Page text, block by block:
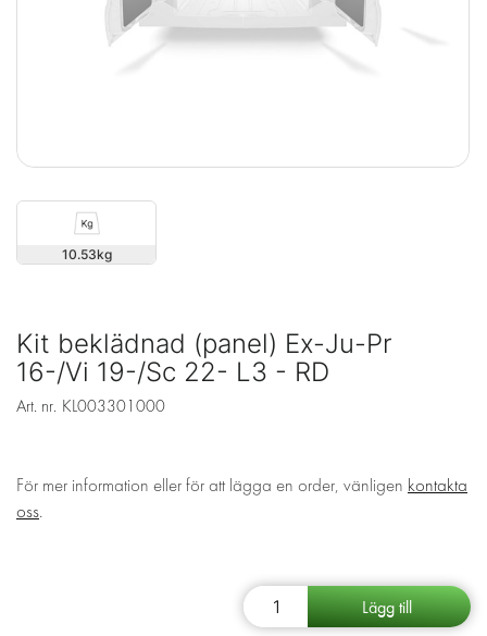
10.53
Kit beklädnad (panel) Ex-Ju-Pr
16-/Vi 19-/Sc 22- L3 - RD
Art. nr. KL003301000
För mer information eller för att lägga en order, vänligen kontakta
oss.